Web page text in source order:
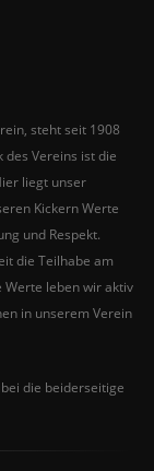
steht seit 1908
Vereins ist die
liegt unser
Kickern Werte
und Respekt.
die Teilhabe am
Werte leben wir aktiv
in unserem Verein
die beiderseitige